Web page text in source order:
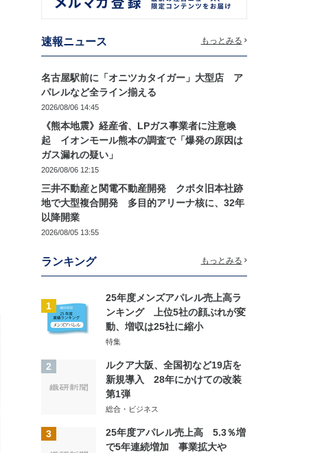
速報ニュース もっとみる
名古屋駅前に「オニツカタイガー」大型店 ア
パレルなど全ライン揃える
2026/08/06 14:45
《熊本地震》経産省、LPガス事業者に注意喚
起 イオンモール熊本の調査で「爆発の原因は
ガス漏れの疑い」
2026/08/06 12:15
三井不動産と関電不動産開発 クボタ旧本社跡
地で大型複合開発 多目的アリーナ核に、32年
以降開業
2026/08/05 13:55
ランキング もっとみる
1
25年度メンズアパレル売上高ラ
ンキング 上位5社の顔ぶれが変
動、増収は25社に縮小
特集
2
ルクア大阪、全国初など19店を
新規導入 28年にかけての改装
第1弾
総合・ビジネス
3
25年度アパレル売上高 5.3％増
で5年連続増加 事業拡大や